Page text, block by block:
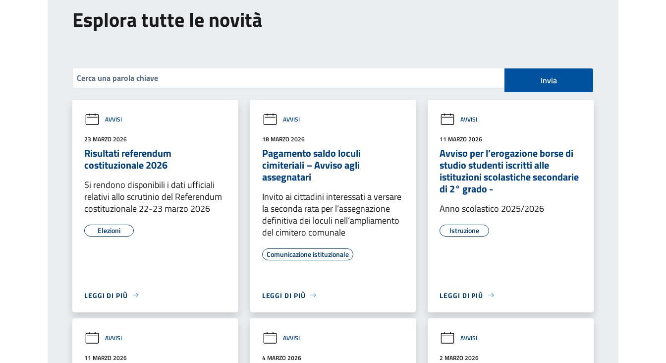
Esplora tutte le novità
Invia
AVVISI
23 MARZO 2026
Risultati referendum
costituzionale 2026
Si rendono disponibili i dati ufficiali
relativi allo scrutinio del Referendum
costituzionale 22-23 marzo 2026
Elezioni
LEGGI DI PIÙ
AVVISI
18 MARZO 2026
Pagamento saldo loculi
cimiteriali – Avviso agli
assegnatari
Invito ai cittadini interessati a versare
la seconda rata per l’assegnazione
definitiva dei loculi nell’ampliamento
del cimitero comunale
Comunicazione istituzionale
LEGGI DI PIÙ
AVVISI
11 MARZO 2026
Avviso per l’erogazione borse di
studio studenti iscritti alle
istituzioni scolastiche secondarie
di 2° grado -
Anno scolastico 2025/2026
Istruzione
LEGGI DI PIÙ
AVVISI
11 MARZO 2026
AVVISI
4 MARZO 2026
AVVISI
2 MARZO 2026